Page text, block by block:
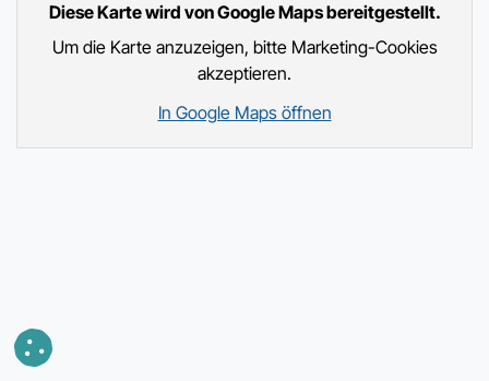
Diese Karte wird von Google Maps bereitgestellt.
Um die Karte anzuzeigen, bitte Marketing-Cookies
akzeptieren.
In Google Maps öffnen